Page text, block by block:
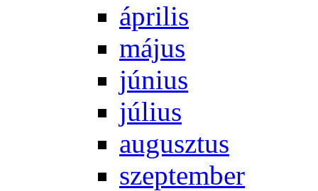
áp­ri­lis
má­jus
jú­ni­us
jú­li­us
au­gusz­tus
szep­tem­ber